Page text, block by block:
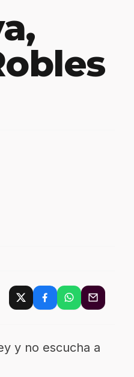
y no escucha a